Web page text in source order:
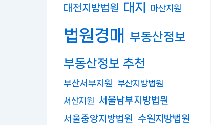
대전지방법원 대지 마산지원
법원경매
부동산정보
부동산정보 추천
부산서부지원
부산지방법원
서산지원 서울남부지방법원
서울중앙지방법원 수원지방법원